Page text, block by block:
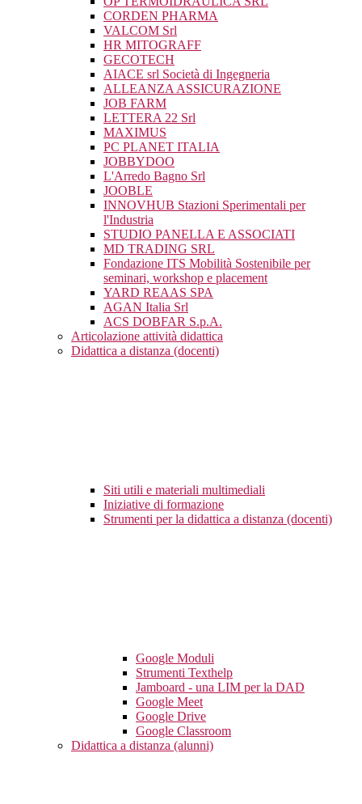
CORDEN PHARMA
VALCOM Srl
HR MITOGRAFF
GECOTECH
AIACE srl Società di Ingegneria
ALLEANZA ASSICURAZIONE
JOB FARM
LETTERA 22 Srl
MAXIMUS
PC PLANET ITALIA
JOBBYDOO
L'Arredo Bagno Srl
JOOBLE
INNOVHUB Stazioni Sperimentali per
l'Industria
STUDIO PANELLA E ASSOCIATI
MD TRADING SRL
Fondazione ITS Mobilità Sostenibile per
seminari, workshop e placement
YARD REAAS SPA
AGAN Italia Srl
ACS DOBFAR S.p.A.
Articolazione attività didattica
Didattica a distanza (docenti)
Siti utili e materiali multimediali
Iniziative di formazione
Strumenti per la didattica a distanza (docenti)
Google Moduli
Strumenti Texthelp
Jamboard - una LIM per la DAD
Google Meet
Google Drive
Google Classroom
Didattica a distanza (alunni)